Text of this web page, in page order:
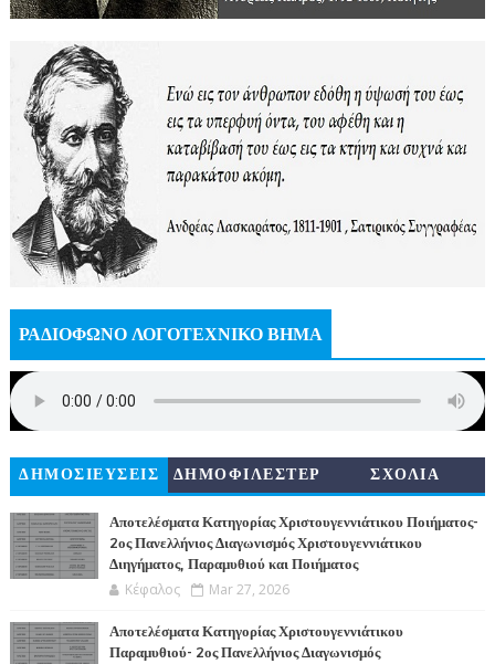
ΡΑΔΙΟΦΩΝΟ ΛΟΓΟΤΕΧΝΙΚΟ ΒΗΜΑ
ΔΗΜΟΣΙΕΥΣΕΙΣ
ΔΗΜΟΦΙΛΕΣΤΕΡ
ΣΧΟΛΙΑ
Αποτελέσματα Κατηγορίας Χριστουγεννιάτικου Ποιήματος-
2ος Πανελλήνιος Διαγωνισμός Χριστουγεννιάτικου
Διηγήματος, Παραμυθιού και Ποιήματος
Κέφαλος Mar 27, 2026
Αποτελέσματα Κατηγορίας Χριστουγεννιάτικου
Παραμυθιού- 2ος Πανελλήνιος Διαγωνισμός